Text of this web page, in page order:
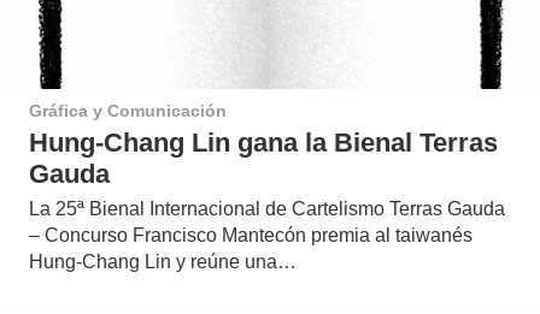
Gráfica y Comunicación
Hung-Chang Lin gana la Bienal Terras
Gauda
La 25ª Bienal Internacional de Cartelismo Terras Gauda
– Concurso Francisco Mantecón premia al taiwanés
Hung-Chang Lin y reúne una…